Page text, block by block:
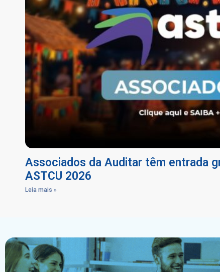
Associados da Auditar têm entrada
ASTCU 2026
Leia mais »